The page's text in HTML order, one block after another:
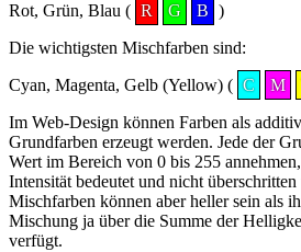
Rot, Grün, Blau ( R G B )
Die wichtigsten Mischfarben sind:
Cyan, Magenta, Gelb (Yellow) ( C M
Im Web-Design können Farben als
Grundfarben erzeugt werden. Jede der
Wert im Bereich von 0 bis 255
Intensität bedeutet und nicht
Mischfarben können aber heller sein als
Mischung ja über die Summe der
verfügt.